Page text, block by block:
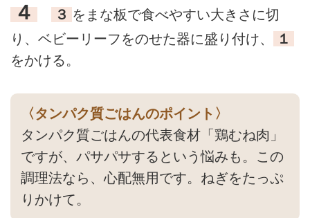
４ ３ をまな板で食べやすい大きさに切
り、ベビーリーフをのせた器に盛り付け、
１
をかける。
〈タンパク質ごはんのポイント〉
タンパク質ごはんの代表食材「鶏むね肉」
ですが、パサパサするという悩みも。この
調理法なら、心配無用です。ねぎをたっぷ
りかけて。